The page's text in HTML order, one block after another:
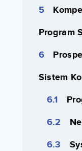
Program
Sistem